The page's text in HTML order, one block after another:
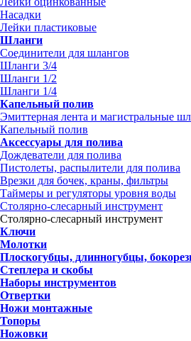
Насадки
Лейки пластиковые
Шланги
Соединители для шлангов
Шланги 3/4
Шланги 1/2
Шланги 1/4
Капельный полив
Эмиттерная лента и магистральные
Капельный полив
Аксессуары для полива
Дождеватели для полива
Пистолеты, распылители для полива
Врезки для бочек, краны, фильтры
Таймеры и регуляторы уровня воды
Столярно-слесарный инструмент
Столярно-слесарный инструмент
Ключи
Молотки
Плоскогубцы, длинногубцы,
Степлера и скобы
Наборы инструментов
Отвертки
Ножи монтажные
Топоры
Ножовки